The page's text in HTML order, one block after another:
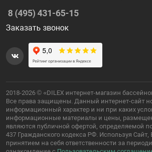
8 (495) 431-65-15
Заказать звонок
2018-2026 © «DILEX интернет-магазин
Все права защищены. Данный интернет-сайт
информационный характер и ни при каких
информационные материалы и цены,
являются публичной офертой, определяемой
437 Гражданского кодекса РФ. Используя Сайт,
принятием на себя ответственности за